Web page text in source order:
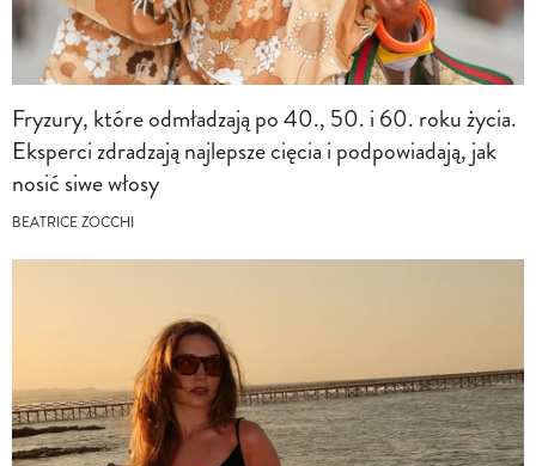
Fryzury, które odmładzają po 40., 50. i 60. roku życia.
Eksperci zdradzają najlepsze cięcia i podpowiadają, jak
nosić siwe włosy
BEATRICE ZOCCHI